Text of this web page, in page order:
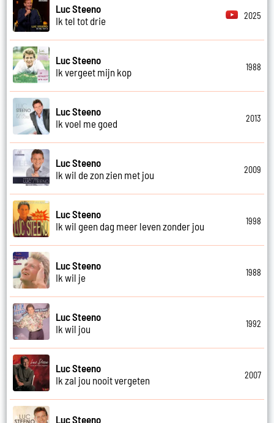
Luc Steeno
Ik tel tot drie
2025
Luc Steeno
Ik vergeet mijn kop
1988
Luc Steeno
Ik voel me goed
2013
Luc Steeno
Ik wil de zon zien met jou
2009
Luc Steeno
Ik wil geen dag meer leven zonder jou
1998
Luc Steeno
Ik wil je
1988
Luc Steeno
Ik wil jou
1992
Luc Steeno
Ik zal jou nooit vergeten
2007
Luc Steeno